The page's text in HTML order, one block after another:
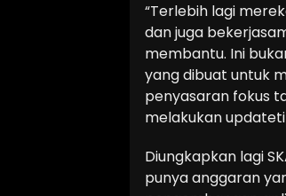
“Terlebih lagi
dan juga
membantu. Ini
yang dibuat untuk
penyasaran fokus
melakukan
Diungkapkan lagi
punya anggaran